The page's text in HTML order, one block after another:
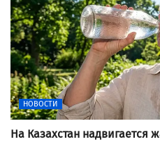
НОВОСТИ
На Казахстан надвигается